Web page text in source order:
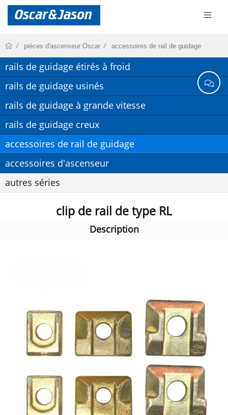
pièces d'ascenseur Oscar accessoires de rail de guidage
rails de guidage étirés à froid
rails de guidage usinés
rails de guidage à grande vitesse
rails de guidage creux
accessoires de rail de guidage
accessoires d'ascenseur
autres séries
clip de rail de type RL
Description